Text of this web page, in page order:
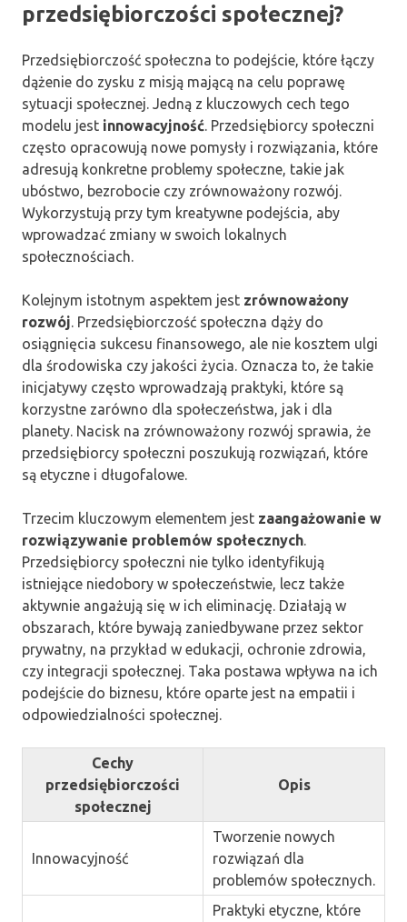
przedsiębiorczości społecznej?
Przedsiębiorczość społeczna to podejście, które łączy
dążenie do zysku z misją mającą na celu poprawę
sytuacji społecznej. Jedną z kluczowych cech tego
modelu jest innowacyjność. Przedsiębiorcy społeczni
często opracowują nowe pomysły i rozwiązania, które
adresują konkretne problemy społeczne, takie jak
ubóstwo, bezrobocie czy zrównoważony rozwój.
Wykorzystują przy tym kreatywne podejścia, aby
wprowadzać zmiany w swoich lokalnych
społecznościach.
Kolejnym istotnym aspektem jest zrównoważony
rozwój. Przedsiębiorczość społeczna dąży do
osiągnięcia sukcesu finansowego, ale nie kosztem ulgi
dla środowiska czy jakości życia. Oznacza to, że takie
inicjatywy często wprowadzają praktyki, które są
korzystne zarówno dla społeczeństwa, jak i dla
planety. Nacisk na zrównoważony rozwój sprawia, że
przedsiębiorcy społeczni poszukują rozwiązań, które
są etyczne i długofalowe.
Trzecim kluczowym elementem jest zaangażowanie w
rozwiązywanie problemów społecznych.
Przedsiębiorcy społeczni nie tylko identyfikują
istniejące niedobory w społeczeństwie, lecz także
aktywnie angażują się w ich eliminację. Działają w
obszarach, które bywają zaniedbywane przez sektor
prywatny, na przykład w edukacji, ochronie zdrowia,
czy integracji społecznej. Taka postawa wpływa na ich
podejście do biznesu, które oparte jest na empatii i
odpowiedzialności społecznej.
Cechy
przedsiębiorczości
społecznej
Opis
Innowacyjność
Tworzenie nowych
rozwiązań dla
problemów społecznych.
Praktyki etyczne, które